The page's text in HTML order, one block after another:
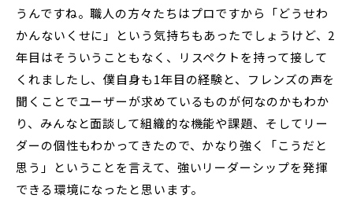
うんですね。職人の方々たちはプロですから「どうせわ
かんないくせに」という気持ちもあったでしょうけど、2
年目はそういうこともなく、リスペクトを持って接して
くれましたし、僕自身も1年目の経験と、フレンズの声を
聞くことでユーザーが求めているものが何なのかもわか
り、みんなと面談して組織的な機能や課題、そしてリー
ダーの個性もわかってきたので、かなり強く「こうだと
思う」ということを言えて、強いリーダーシップを発揮
できる環境になったと思います。